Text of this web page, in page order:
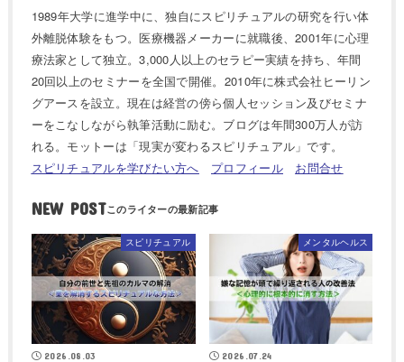
1989年大学に進学中に、独自にスピリチュアルの研究を行い体
外離脱体験をもつ。医療機器メーカーに就職後、2001年に心理
療法家として独立。3,000人以上のセラピー実績を持ち、年間
20回以上のセミナーを全国で開催。2010年に株式会社ヒーリン
グアースを設立。現在は経営の傍ら個人セッション及びセミナ
ーをこなしながら執筆活動に励む。ブログは年間300万人が訪
れる。モットーは「現実が変わるスピリチュアル」です。
スピリチュアルを学びたい方へ
プロフィール お問合せ
NEW POST
スピリチュアル
2026.08.03
メンタルヘルス
2026.07.24